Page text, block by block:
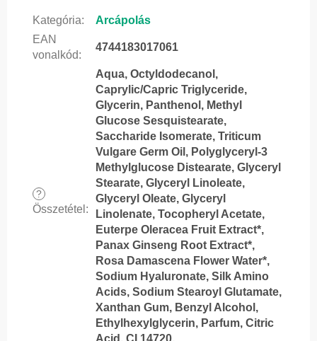
Kategória:
Arcápolás
EAN
vonalkód:
4744183017061
?
Összetétel :
Aqua, Octyldodecanol,
Caprylic/Capric Triglyceride,
Glycerin, Panthenol, Methyl
Glucose Sesquistearate,
Saccharide Isomerate, Triticum
Vulgare Germ Oil, Polyglyceryl-3
Methylglucose Distearate, Glyceryl
Stearate, Glyceryl Linoleate,
Glyceryl Oleate, Glyceryl
Linolenate, Tocopheryl Acetate,
Euterpe Oleracea Fruit Extract*,
Panax Ginseng Root Extract*,
Rosa Damascena Flower Water*,
Sodium Hyaluronate, Silk Amino
Acids, Sodium Stearoyl Glutamate,
Xanthan Gum, Benzyl Alcohol,
Ethylhexylglycerin, Parfum, Citric
Acid, CI 14720.